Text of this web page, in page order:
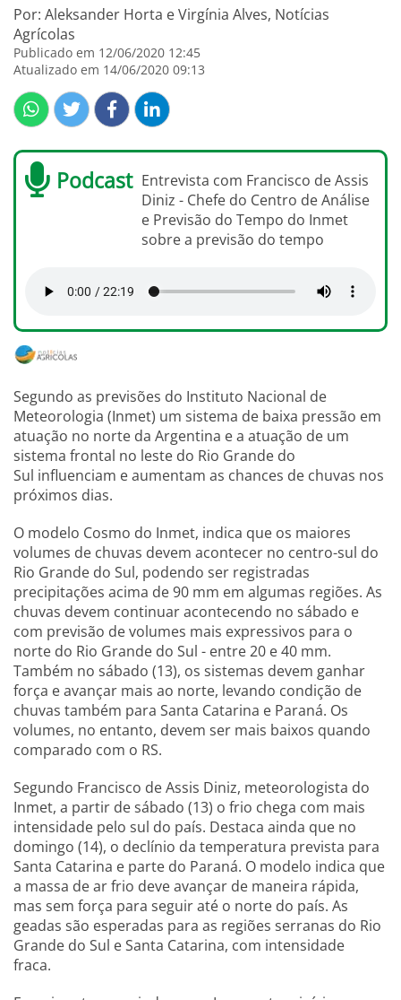
Por: Aleksander Horta e Virgínia Alves, Notícias
Agrícolas
Publicado em 12/06/2020 12:45
Atualizado em 14/06/2020 09:13
Podcast Entrevista com Francisco de Assis
Diniz - Chefe do Centro de Análise
e Previsão do Tempo do Inmet
sobre a previsão do tempo
Segundo as previsões do Instituto Nacional de
Meteorologia (Inmet) um sistema de baixa pressão em
atuação no norte da Argentina e a atuação de um
sistema frontal no leste do Rio Grande do
Sul influenciam e aumentam as chances de chuvas nos
próximos dias.
O modelo Cosmo do Inmet, indica que os maiores
volumes de chuvas devem acontecer no centro-sul do
Rio Grande do Sul, podendo ser registradas
precipitações acima de 90 mm em algumas regiões. As
chuvas devem continuar acontecendo no sábado e
com previsão de volumes mais expressivos para o
norte do Rio Grande do Sul - entre 20 e 40 mm.
Também no sábado (13), os sistemas devem ganhar
força e avançar mais ao norte, levando condição de
chuvas também para Santa Catarina e Paraná. Os
volumes, no entanto, devem ser mais baixos quando
comparado com o RS.
Segundo Francisco de Assis Diniz, meteorologista do
Inmet, a partir de sábado (13) o frio chega com mais
intensidade pelo sul do país. Destaca ainda que no
domingo (14), o declínio da temperatura prevista para
Santa Catarina e parte do Paraná. O modelo indica que
a massa de ar frio deve avançar de maneira rápida,
mas sem força para seguir até o norte do país. As
geadas são esperadas para as regiões serranas do Rio
Grande do Sul e Santa Catarina, com intensidade
fraca.